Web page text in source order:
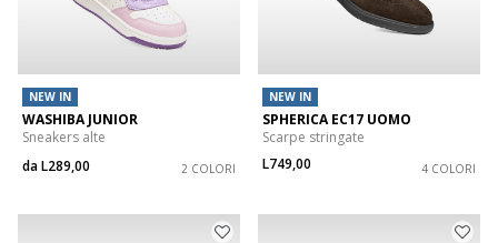
NEW IN
WASHIBA JUNIOR
Sneakers alte
daL289,00 2 COLORI
NEW IN
SPHERICA EC17 UOMO
Scarpe stringate
L749,00
4 COLORI